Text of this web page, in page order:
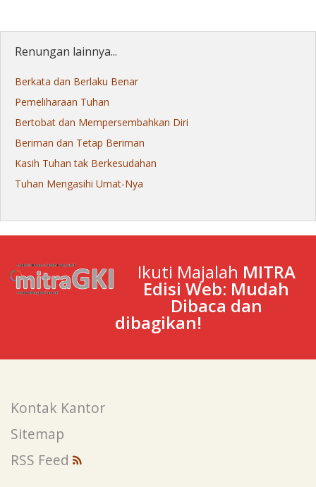
Renungan lainnya...
Berkata dan Berlaku Benar
Pemeliharaan Tuhan
Bertobat dan Mempersembahkan Diri
Beriman dan Tetap Beriman
Kasih Tuhan tak Berkesudahan
Tuhan Mengasihi Umat-Nya
Ikuti Majalah MITRA
Edisi Web: Mudah
Dibaca dan
dibagikan!
Kontak Kantor
Sitemap
RSS Feed